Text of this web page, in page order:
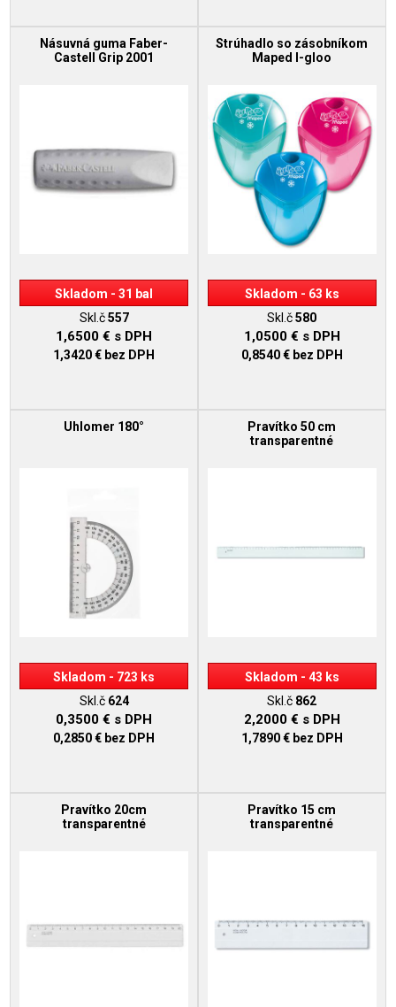
Násuvná guma Faber-
Castell Grip 2001
Skladom - 31 bal
Skl.č557
1,6500 € s DPH
1,3420 € bez DPH
Strúhadlo so zásobníkom
Maped I-gloo
Skladom - 63 ks
Skl.č580
1,0500 € s DPH
0,8540 € bez DPH
Uhlomer 180°
Skladom - 723 ks
Skl.č 624
0,3500 € s DPH
0,2850 € bez DPH
Pravítko 50 cm
transparentné
Skladom - 43 ks
Skl.č 862
2,2000 € s DPH
1,7890 € bez DPH
Pravítko 20cm
transparentné
Pravítko 15 cm
transparentné